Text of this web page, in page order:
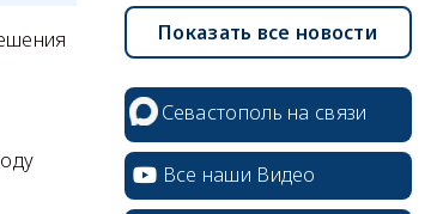
Показать все новости
Севастополь на связи
Все наши Видео